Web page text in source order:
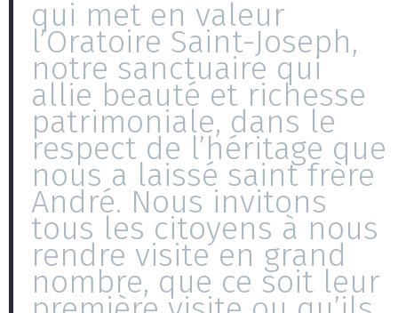
qui met en valeur
l’Oratoire Saint-Joseph,
notre sanctuaire qui
allie beauté et richesse
patrimoniale, dans le
respect de l’héritage que
nous a laissé saint frère
André. Nous invitons
tous les citoyens à nous
rendre visite en grand
nombre, que ce soit leur